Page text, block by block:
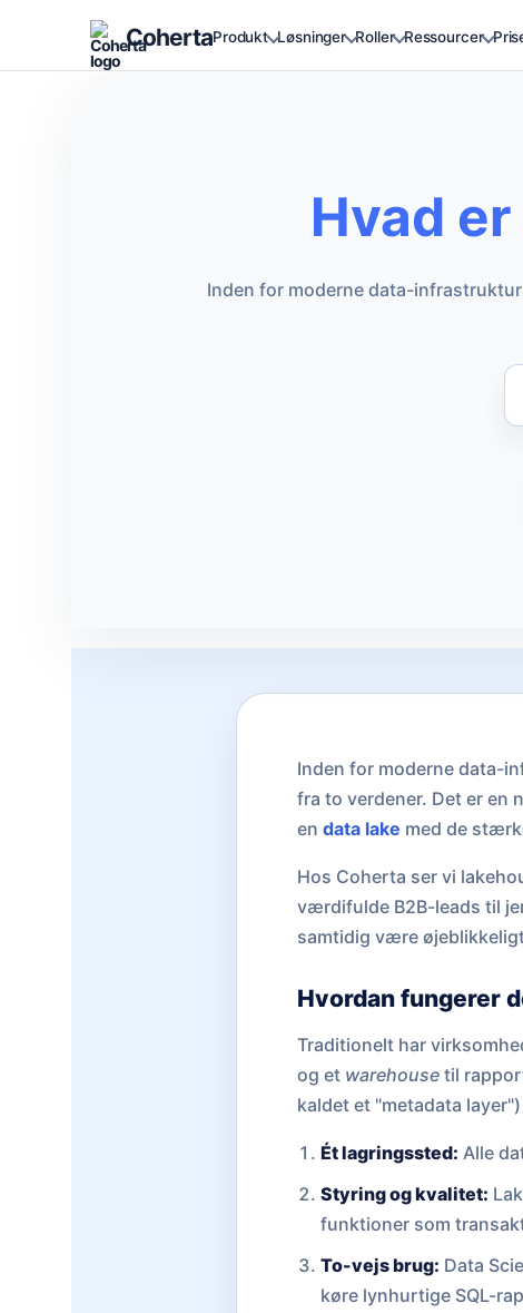
CohertaProdukt Løsninger Roller Ressourcer
Hvad
Inden for moderne data-
Inden for moderne data-
fra to verdener. Det er en
en data lake med de
Hos Coherta ser vi
værdifulde B2B-leads til
samtidig være
Hvordan fungerer
Traditionelt har
og et warehousetil
kaldet et "metadata
Ét lagringssted: Alle
Styring og kvalitet:
funktioner som
To-vejs brug: Data
køre lynhurtige SQL-